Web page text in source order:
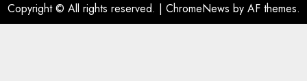
Copyright © All rights reserved. | ChromeNews by AF themes.